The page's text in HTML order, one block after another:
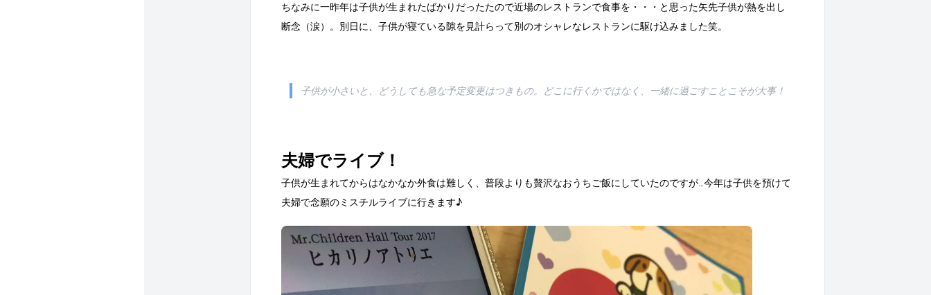
ちなみに一昨年は子供が生まれたばかりだったたので近場のレストランで食事を・・・と思った矢先子供が熱を出し
断念（涙）。別日に、子供が寝ている隙を見計らって別のオシャレなレストランに駆け込みました笑。
子供が小さいと、どうしても急な予定変更はつきもの。どこに行くかではなく、一緒に過ごすことこそが大事！
夫婦でライブ！
子供が生まれてからはなかなか外食は難しく、普段よりも贅沢なおうちご飯にしていたのですが…今年は子供を預けて
夫婦で念願のミスチルライブに行きます♪